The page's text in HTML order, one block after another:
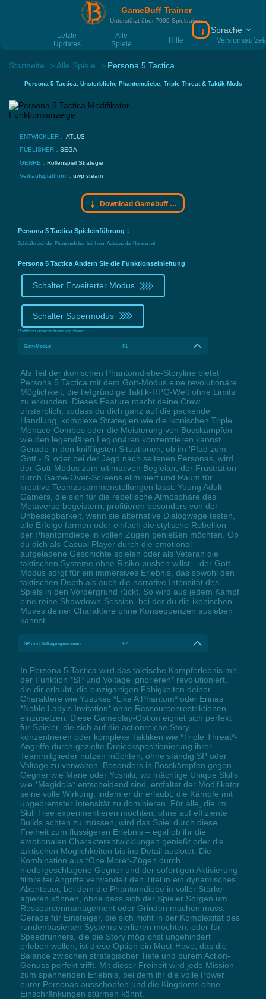
GameBuff Trainer
Unterstützt über 7000 Spieltrainer
Letzte
Updates
Alle
Spiele
Hilfe
Download
Sprache
Startseite Alle Spiele Persona 5 Tactica
Persona 5 Tactica: Unsterbliche Phantomdiebe, Triple Threat & Taktik-Mods
ENTWICKLER： ATLUS
PUBLISHER： SEGA
GENRE： RollenspielStrategie
Verkaufsplattform： uwp,steam
Download Gamebuff Trainer
Persona 5 Tactica Spieleinführung：
Schließe dich den Phantomdieben bei ihrem Aufstand der Herzen an!
Persona 5 Tactica Ändern Sie die Funktionseinleitung
Schalter Erweiterter Modus
Schalter Supermodus
Plattform unterstützen:uwp,steam
Gott-Modus F1
Als Teil der ikonischen Phantomdiebe-Storyline bietet
Persona 5 Tactica mit dem Gott-Modus eine revolutionäre
Möglichkeit, die tiefgründige Taktik-RPG-Welt ohne Limits
zu erkunden. Dieses Feature macht deine Crew
unsterblich, sodass du dich ganz auf die packende
Handlung, komplexe Strategien wie die ikonischen Triple
Menace-Combos oder die Meisterung von Bosskämpfen
wie den legendären Legionären konzentrieren kannst.
Gerade in den kniffligsten Situationen, ob im 'Pfad zum
Gott - S' oder bei der Jagd nach seltenen Personas, wird
der Gott-Modus zum ultimativen Begleiter, der Frustration
durch Game-Over-Screens eliminiert und Raum für
kreative Teamzusammenstellungen lässt. Young Adult
Gamers, die sich für die rebellische Atmosphäre des
Metaverse begeistern, profitieren besonders von der
Unbesiegbarkeit, wenn sie alternative Dialogwege testen,
alle Erfolge farmen oder einfach die stylische Rebellion
der Phantomdiebe in vollen Zügen genießen möchten. Ob
du dich als Casual Player durch die emotional
aufgeladene Geschichte spielen oder als Veteran die
taktischen Systeme ohne Risiko pushen willst – der Gott-
Modus sorgt für ein immersives Erlebnis, das sowohl den
taktischen Depth als auch die narrative Intensität des
Spiels in den Vordergrund rückt. So wird aus jedem Kampf
eine reine Showdown-Session, bei der du die ikonischen
Moves deiner Charaktere ohne Konsequenzen ausleben
kannst.
SP und Voltage ignorieren F2
In Persona 5 Tactica wird das taktische Kampferlebnis mit
der Funktion *SP und Voltage ignorieren* revolutioniert,
die dir erlaubt, die einzigartigen Fähigkeiten deiner
Charaktere wie Yusukes *Like A Phantom* oder Erinas
*Noble Lady's Invitation* ohne Ressourcenrestriktionen
einzusetzen. Diese Gameplay-Option eignet sich perfekt
für Spieler, die sich auf die actionreiche Story
konzentrieren oder komplexe Taktiken wie *Triple Threat*-
Angriffe durch gezielte Dreieckspositionierung ihrer
Teammitglieder nutzen möchten, ohne ständig SP oder
Voltage zu verwalten. Besonders in Bosskämpfen gegen
Gegner wie Marie oder Yoshiki, wo mächtige Unique Skills
wie *Megidola* entscheidend sind, entfaltet der Modifikator
seine volle Wirkung, indem er dir erlaubt, die Kämpfe mit
ungebremster Intensität zu dominieren. Für alle, die im
Skill Tree experimentieren möchten, ohne auf effiziente
Builds achten zu müssen, wird das Spiel durch diese
Freiheit zum flüssigeren Erlebnis – egal ob ihr die
emotionalen Charakterentwicklungen genießt oder die
taktischen Möglichkeiten bis ins Detail auslotet. Die
Kombination aus *One More*-Zügen durch
niedergeschlagene Gegner und der sofortigen Aktivierung
filmreifer Angriffe verwandelt den Titel in ein dynamisches
Abenteuer, bei dem die Phantomdiebe in voller Stärke
agieren können, ohne dass sich der Spieler Sorgen um
Ressourcenmanagement oder Grinden machen muss.
Gerade für Einsteiger, die sich nicht in der Komplexität des
rundenbasierten Systems verlieren möchten, oder für
Speedrunners, die die Story möglichst ungehindert
erleben wollen, ist diese Option ein Must-Have, das die
Balance zwischen strategischer Tiefe und purem Action-
Genuss perfekt trifft. Mit dieser Freiheit wird jede Mission
zum spannenden Erlebnis, bei dem ihr die volle Power
eurer Personas ausschöpfen und die Kingdoms ohne
Einschränkungen stürmen könnt.